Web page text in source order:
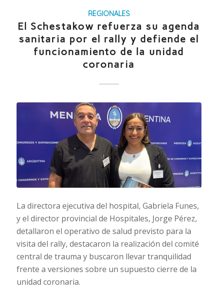
REGIONALES
El Schestakow refuerza su agenda
sanitaria por el rally y defiende el
funcionamiento de la unidad
coronaria
La directora ejecutiva del hospital, Gabriela Funes,
y el director provincial de Hospitales, Jorge Pérez,
detallaron el operativo de salud previsto para la
visita del rally, destacaron la realización del comité
central de trauma y buscaron llevar tranquilidad
frente a versiones sobre un supuesto cierre de la
unidad coronaria.